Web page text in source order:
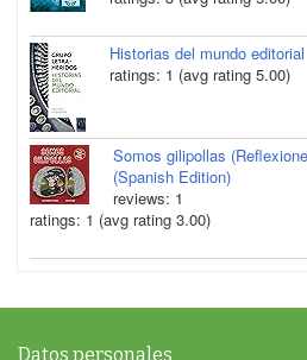
Historias del mundo editorial
ratings: 1 (avg rating 5.00)
Somos gilipollas
(Spanish Edition)
reviews: 1
ratings: 1 (avg rating 3.00)
Datos personales